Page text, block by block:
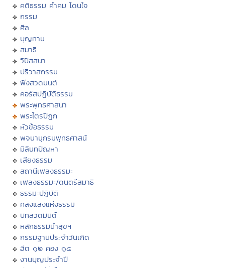
คติธรรม คำคม โดนใจ
กรรม
ศีล
บุญทาน
สมาธิ
วิปัสสนา
ปริวาสกรรม
ฟังสวดมนต์
คอร์สปฏิบัติธรรม
พระพุทธศาสนา
พระไตรปิฏก
หัวข้อธรรม
พจนานุกรมพุทธศาสน์
มิลินทปัญหา
เสียงธรรม
สถานีเพลงธรรมะ
เพลงธรรมะ/ดนตรีสมาธิ
ธรรมะปฏิบัติ
คลังแสงแห่งธรรม
บทสวดมนต์
หลักธรรมนำสุขฯ
กรรมฐานประจำวันเกิด
ฮีต ๑๒ คอง ๑๔
งานบุญประจำปี